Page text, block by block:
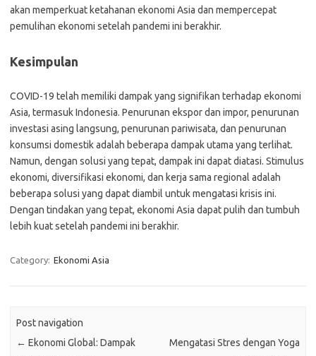
akan memperkuat ketahanan ekonomi Asia dan mempercepat
pemulihan ekonomi setelah pandemi ini berakhir.
Kesimpulan
COVID-19 telah memiliki dampak yang signifikan terhadap ekonomi
Asia, termasuk Indonesia. Penurunan ekspor dan impor, penurunan
investasi asing langsung, penurunan pariwisata, dan penurunan
konsumsi domestik adalah beberapa dampak utama yang terlihat.
Namun, dengan solusi yang tepat, dampak ini dapat diatasi. Stimulus
ekonomi, diversifikasi ekonomi, dan kerja sama regional adalah
beberapa solusi yang dapat diambil untuk mengatasi krisis ini.
Dengan tindakan yang tepat, ekonomi Asia dapat pulih dan tumbuh
lebih kuat setelah pandemi ini berakhir.
Category: Ekonomi Asia
Post navigation
← Ekonomi Global: Dampak
Mengatasi Stres dengan Yoga